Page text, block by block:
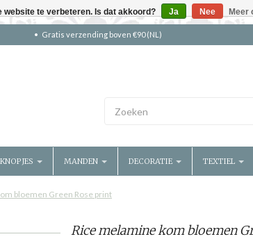
Gratis verzending boven €90 (NL)
MANDEN DECORATIE TEXTIEL
bloemen Green Rose print
Rice melamine kom bloemen
website te verbeteren. Is dat akkoord? Ja Nee Meer